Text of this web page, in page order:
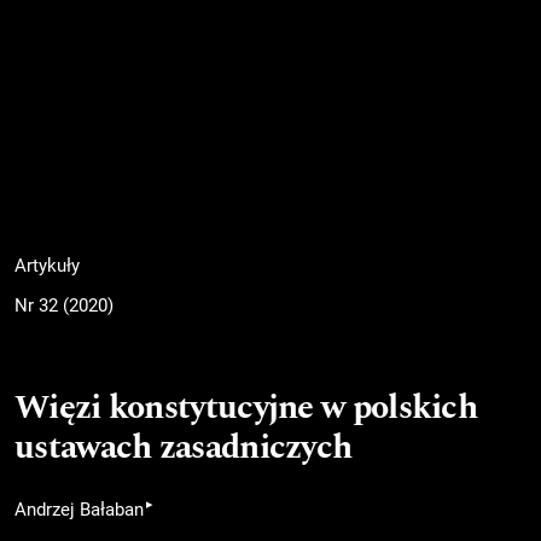
Artykuły
Nr 32 (2020)
Więzi konstytucyjne w polskich
ustawach zasadniczych
Andrzej Bałaban▸